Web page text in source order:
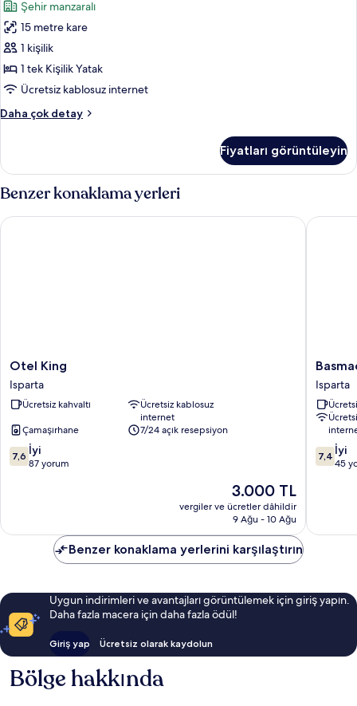
Şehir manzaralı
15 metre kare
1 kişilik
1 tek Kişilik Yatak
Ücretsiz kablosuz internet
Daha çok detay
Basic
hakkında
daha
fazla
detay
Fiyatları görüntüleyin
Benzer konaklama yerleri
Otel
King
Isparta
Otel King
Isparta
Ücretsiz kahvaltı
Ücretsiz kablosuz
internet
Çamaşırhane
7/24 açık resepsiyon
10
üzerinden
7,6 İyi
87 yorum
Güncel
fiyat:
3.000 TL
3.000 TL
vergiler ve ücretler dâhildir
9 Ağu - 10 Ağu
Otel King
Hotel
-
Special
Class
Isparta
Isparta
10
7,4 İyi
45
Benzer konaklama yerlerini karşılaştırın
Uygun indirimleri ve avantajları görüntülemek için giriş yapın.
Daha fazla macera için daha fazla ödül!
Giriş yap Ücretsiz olarak kaydolun
Bölge hakkında